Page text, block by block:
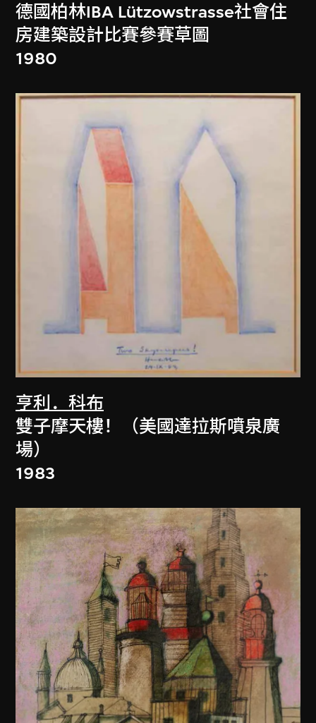
德國柏林IBA Lützowstrasse社會住
房建築設計比賽參賽草圖
1980
亨利．科布
雙子摩天樓！（美國達拉斯噴泉廣
場）
1983